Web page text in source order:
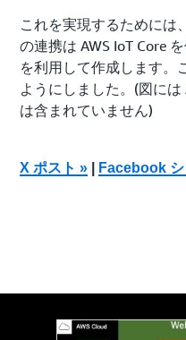
これを実現するためには
の連携は AWS IoT Core
を利用して作成します。
ようにしました。(図に
は含まれていません)
X ポスト » Facebook